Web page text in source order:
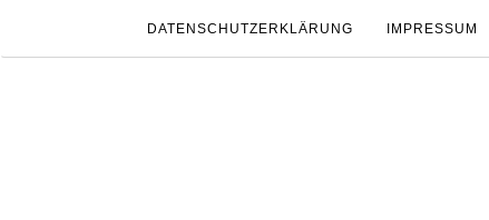
DATENSCHUTZERKLÄRUNG IMPRESSUM